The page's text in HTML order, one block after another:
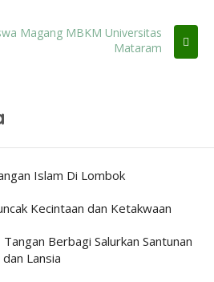
Magang MBKM Universitas
Mataram
Islam Di Lombok
Kecintaan dan Ketakwaan
Berbagi Salurkan Santunan
Lansia